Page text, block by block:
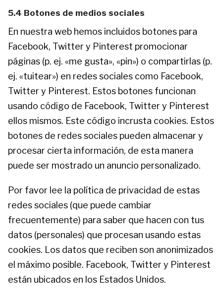
5.4 Botones de medios sociales
En nuestra web hemos incluidos botones para
Facebook, Twitter y Pinterest promocionar
páginas (p. ej. «me gusta», «pin») o compartirlas (p.
ej. «tuitear») en redes sociales como Facebook,
Twitter y Pinterest. Estos botones funcionan
usando código de Facebook, Twitter y Pinterest
ellos mismos. Este código incrusta cookies. Estos
botones de redes sociales pueden almacenar y
procesar cierta información, de esta manera
puede ser mostrado un anuncio personalizado.
Por favor lee la política de privacidad de estas
redes sociales (que puede cambiar
frecuentemente) para saber que hacen con tus
datos (personales) que procesan usando estas
cookies. Los datos que reciben son anonimizados
el máximo posible. Facebook, Twitter y Pinterest
están ubicados en los Estados Unidos.